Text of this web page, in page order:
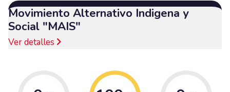
Movimiento Alternativo Indigena y
Social "MAIS"
Ver detalles